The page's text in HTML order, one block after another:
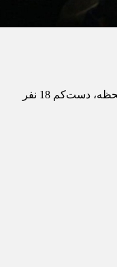
01:06: شمار تلفات حوادث فرانسه تا این لحظه، دست‌کم 18 نفر